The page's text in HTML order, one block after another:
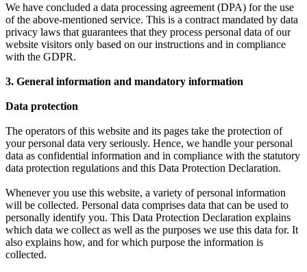
We have concluded a data processing agreement (DPA) for the use
of the above-mentioned service. This is a contract mandated by data
privacy laws that guarantees that they process personal data of our
website visitors only based on our instructions and in compliance
with the GDPR.
3. General information and mandatory information
Data protection
The operators of this website and its pages take the protection of
your personal data very seriously. Hence, we handle your personal
data as confidential information and in compliance with the statutory
data protection regulations and this Data Protection Declaration.
Whenever you use this website, a variety of personal information
will be collected. Personal data comprises data that can be used to
personally identify you. This Data Protection Declaration explains
which data we collect as well as the purposes we use this data for. It
also explains how, and for which purpose the information is
collected.